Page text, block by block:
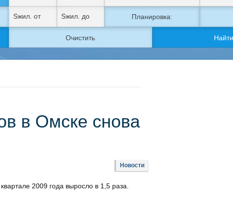
Планировка:
Очистить Найти
в Омске снова
Новости
2009 года выросло в 1,5 раза.